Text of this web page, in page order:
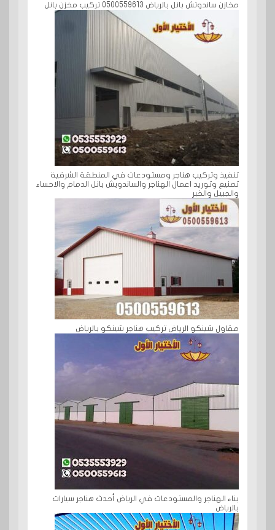
مخازن ساندوتش بانل بالرياض 0500559613 تركيب مخزن بانل
تنفيذ وتركيب هناجر ومستودعات في المنطقة الشرقية
تصنيع وتوريد اعمال الهناجر والساندويش بانل الدمام والاحساء
والجبيل والخبر
مقاول شينكو الرياض تركيب هناجر شينكو بالرياض
بناء الهناجر والمستودعات في الرياض أحدث هناجر سيارات
بالرياض